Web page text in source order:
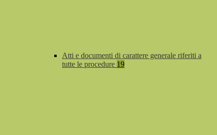
Atti e documenti di carattere generale riferiti a
tutte le procedure 19